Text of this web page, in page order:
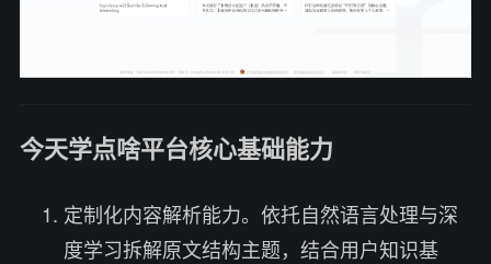
今天学点啥平台核心基础能力
定制化内容解析能力。依托自然语言处理与深
度学习拆解原文结构主题，结合用户知识基